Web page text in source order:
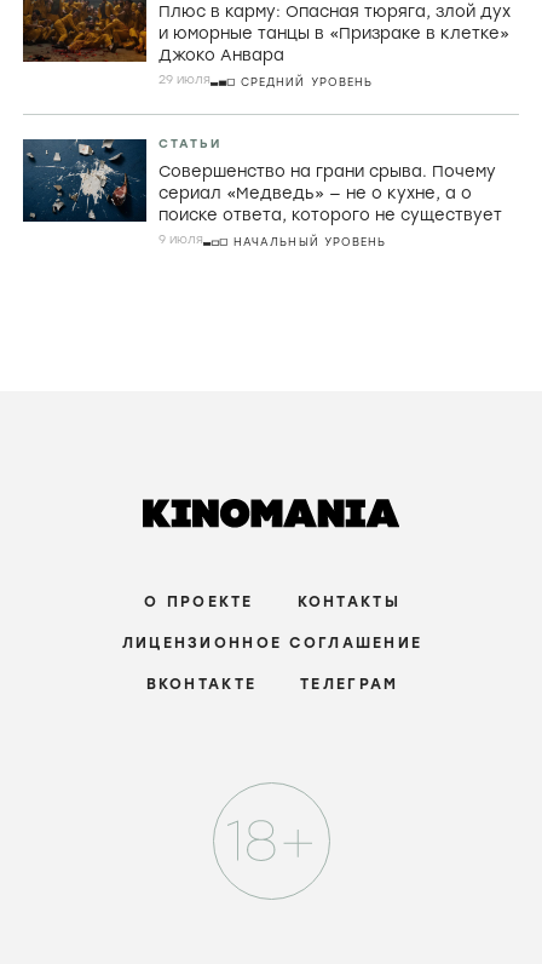
Плюс в карму: Опасная тюряга, злой дух
и юморные танцы в «Призраке в клетке»
Джоко Анвара
29 июля СРЕДНИЙ УРОВЕНЬ
СТАТЬИ
Совершенство на грани срыва. Почему
сериал «Медведь» — не о кухне, а о
поиске ответа, которого не существует
9 июля НАЧАЛЬНЫЙ УРОВЕНЬ
О ПРОЕКТЕ КОНТАКТЫ
ЛИЦЕНЗИОННОЕ СОГЛАШЕНИЕ
ВКОНТАКТЕ ТЕЛЕГРАМ